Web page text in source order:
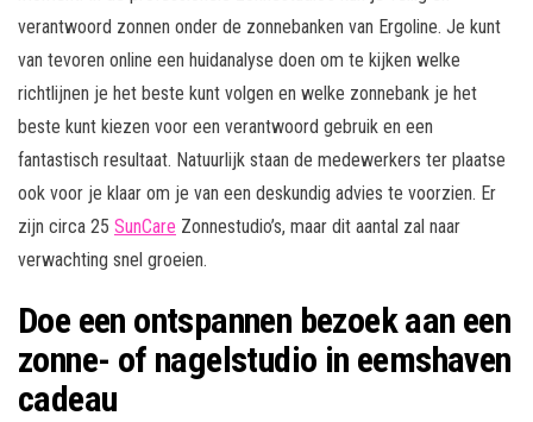
verantwoord zonnen onder de zonnebanken van Ergoline. Je kunt
van tevoren online een huidanalyse doen om te kijken welke
richtlijnen je het beste kunt volgen en welke zonnebank je het
beste kunt kiezen voor een verantwoord gebruik en een
fantastisch resultaat. Natuurlijk staan de medewerkers ter plaatse
ook voor je klaar om je van een deskundig advies te voorzien. Er
zijn circa 25 SunCare Zonnestudio’s, maar dit aantal zal naar
verwachting snel groeien.
Doe een ontspannen bezoek aan een
zonne- of nagelstudio in eemshaven
cadeau